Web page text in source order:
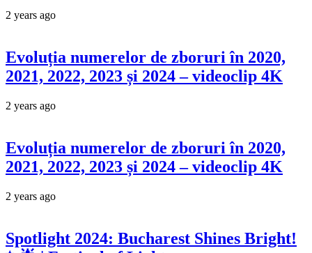
2 years ago
Evoluția numerelor de zboruri în 2020,
2021, 2022, 2023 și 2024 – videoclip 4K
2 years ago
Evoluția numerelor de zboruri în 2020,
2021, 2022, 2023 și 2024 – videoclip 4K
2 years ago
Spotlight 2024: Bucharest Shines Bright!